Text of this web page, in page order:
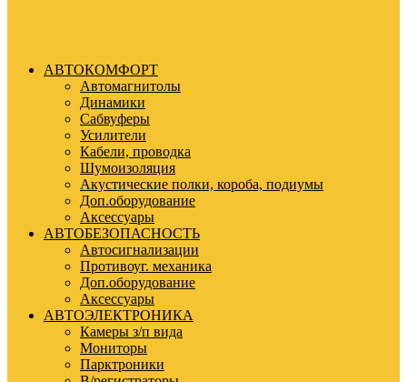
АВТОКОМФОРТ
Автомагнитолы
Динамики
Сабвуферы
Усилители
Кабели, проводка
Шумоизоляция
Акустические полки, короба, подиумы
Доп.оборудование
Аксессуары
АВТОБЕЗОПАСНОСТЬ
Автосигнализации
Противоуг. механика
Доп.оборудование
Аксессуары
АВТОЭЛЕКТРОНИКА
Камеры з/п вида
Мониторы
Парктроники